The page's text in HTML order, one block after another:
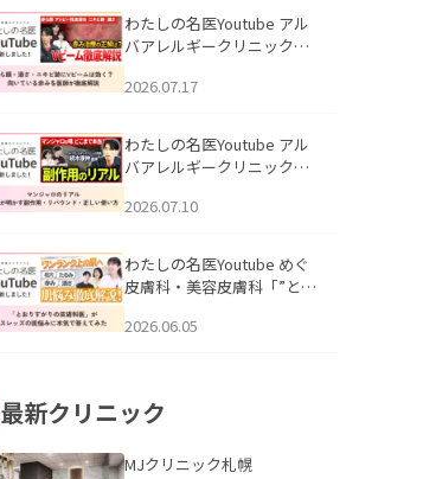
公開いたしました。
わたしの名医Youtube アル
バアレルギークリニック札
跡にVビームは効く？向いて
説」を公開いたしました。
2026.07.17
わたしの名医Youtube アル
バアレルギークリニック札
医師が明かす副作用・リバ
公開いたしました。
2026.07.10
わたしの名医Youtube めぐ
皮膚科・美容皮膚科「”とお
ッズの肌悩みに本気で答え
2026.06.05
最新クリニック
MJクリニック札幌